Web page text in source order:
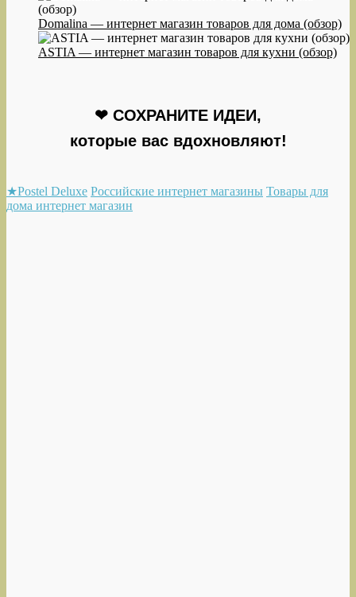
Domalina — интернет магазин товаров для дома (обзор)
ASTIA — интернет магазин товаров для кухни (обзор)
❤ СОХРАНИТЕ ИДЕИ,
которые вас вдохновляют!
★Postel Deluxe Российские интернет магазины Товары для
дома интернет магазин